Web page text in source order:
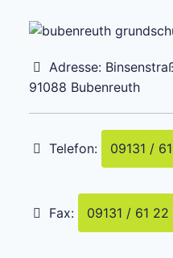
Adresse:
91088 Bubenreuth
Telefon: 09131 /
Fax: 09131 / 61